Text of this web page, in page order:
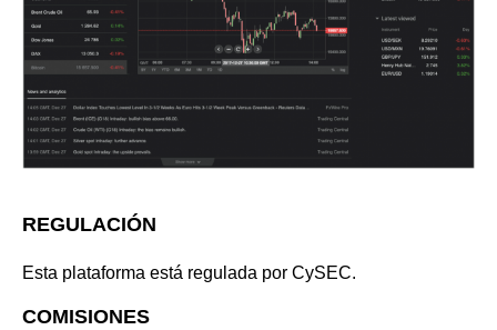
REGULACIÓN
Esta plataforma está regulada por CySEC.
COMISIONES